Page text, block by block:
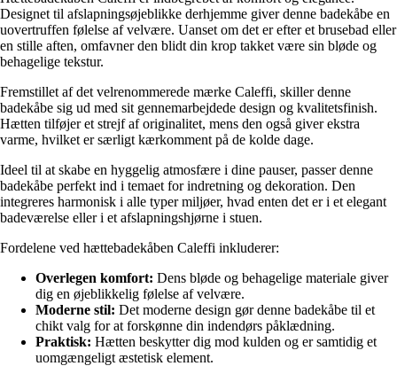
Designet til afslapningsøjeblikke derhjemme giver denne badekåbe en
uovertruffen følelse af velvære. Uanset om det er efter et brusebad eller
en stille aften, omfavner den blidt din krop takket være sin bløde og
behagelige tekstur.
Fremstillet af det velrenommerede mærke Caleffi, skiller denne
badekåbe sig ud med sit gennemarbejdede design og kvalitetsfinish.
Hætten tilføjer et strejf af originalitet, mens den også giver ekstra
varme, hvilket er særligt kærkomment på de kolde dage.
Ideel til at skabe en hyggelig atmosfære i dine pauser, passer denne
badekåbe perfekt ind i temaet for indretning og dekoration. Den
integreres harmonisk i alle typer miljøer, hvad enten det er i et elegant
badeværelse eller i et afslapningshjørne i stuen.
Fordelene ved hættebadekåben Caleffi inkluderer:
Overlegen komfort: Dens bløde og behagelige materiale giver
dig en øjeblikkelig følelse af velvære.
Moderne stil: Det moderne design gør denne badekåbe til et
chikt valg for at forskønne din indendørs påklædning.
Praktisk: Hætten beskytter dig mod kulden og er samtidig et
uomgængeligt æstetisk element.